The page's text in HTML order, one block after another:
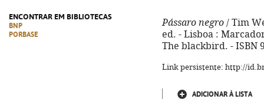
ENCONTRAR EM BIBLIOTECAS
BNP
PORBASE
Pássaro negro / Tim
ed. - Lisboa :
The blackbird. - ISBN
Link persistente: http://
ADICIONAR À LISTA